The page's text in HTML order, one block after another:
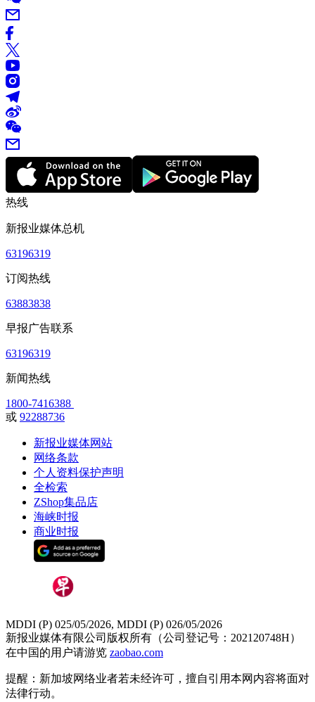
热线
新报业媒体总机
63196319
订阅热线
63883838
早报广告联系
63196319
新闻热线
1800-7416388
或 92288736
新报业媒体网站
网络条款
个人资料保护声明
全检索
ZShop集品店
海峡时报
商业时报
MDDI (P) 025/05/2026, MDDI (P) 026/05/2026
新报业媒体有限公司版权所有（公司登记号：202120748H）
在中国的用户请游览 zaobao.com
提醒：新加坡网络业者若未经许可，擅自引用本网内容将面对
法律行动。